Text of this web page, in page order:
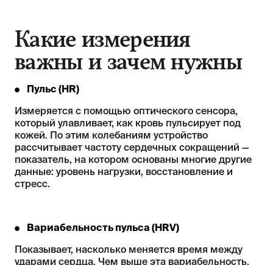
Какие измерения
важны и зачем нужны
Пульс (HR)
Измеряется с помощью оптического сенсора,
который улавливает, как кровь пульсирует под
кожей. По этим колебаниям устройство
рассчитывает частоту сердечных сокращений —
показатель, на котором основаны многие другие
данные: уровень нагрузки, восстановление и
стресс.
Вариабельность пульса (HRV)
Показывает, насколько меняется время между
ударами сердца. Чем выше эта вариабельность,